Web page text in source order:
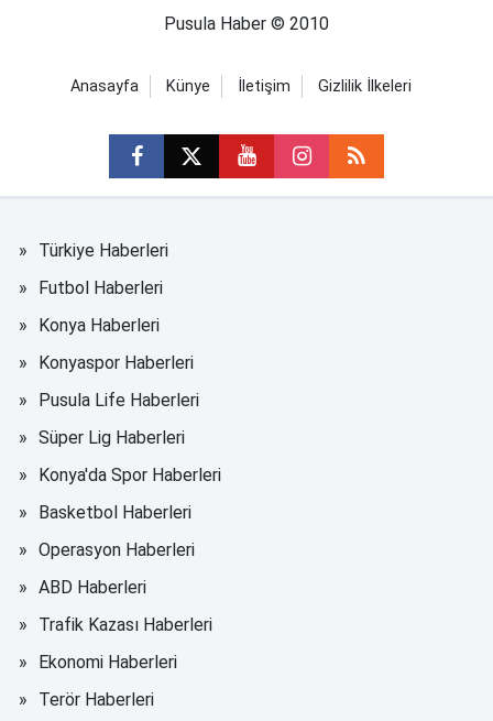
Pusula Haber © 2010
Anasayfa Künye İletişim Gizlilik İlkeleri
Türkiye Haberleri
Futbol Haberleri
Konya Haberleri
Konyaspor Haberleri
Pusula Life Haberleri
Süper Lig Haberleri
Konya'da Spor Haberleri
Basketbol Haberleri
Operasyon Haberleri
ABD Haberleri
Trafik Kazası Haberleri
Ekonomi Haberleri
Terör Haberleri